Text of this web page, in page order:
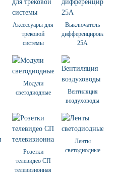
Аксессуары для
трековой
системы
Выключатель
25А
Модули
светодиодные
Вентиляция
воздуховоды
Розетки
телевидео СП
телевизионная
Ленты
светодиодные